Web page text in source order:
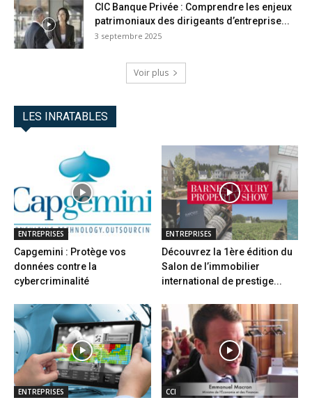
CIC Banque Privée : Comprendre les enjeux
patrimoniaux des dirigeants d’entreprise...
3 septembre 2025
Voir plus
LES INRATABLES
ENTREPRISES
Capgemini : Protège vos
données contre la
cybercriminalité
ENTREPRISES
Découvrez la 1ère édition du
Salon de l’immobilier
international de prestige...
ENTREPRISES CCI